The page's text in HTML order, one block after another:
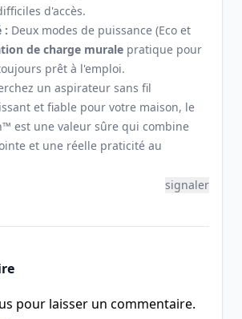
d'accès.
: Deux modes de puissance (Eco et
de charge murale pratique pour
prêt à l'emploi.
un aspirateur sans fil
et fiable pour votre maison, le
est une valeur sûre qui combine
et une réelle praticité au
signaler
pour laisser un commentaire.